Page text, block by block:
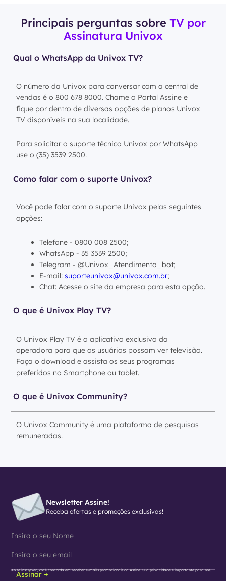
Principais perguntas sobre TV por
Assinatura Univox
Qual o WhatsApp da Univox TV?
O número da Univox para conversar com a central de
vendas é o 800 678 8000. Chame o Portal Assine e
fique por dentro de diversas opções de planos Univox
TV disponíveis na sua localidade.
Para solicitar o suporte técnico Univox por WhatsApp
use o (35) 3539 2500.
Como falar com o suporte Univox?
Você pode falar com o suporte Univox pelas seguintes
opções:
Telefone - 0800 008 2500;
WhatsApp - 35 3539 2500;
Telegram - @Univox_Atendimento_bot;
E-mail:suporteunivox@univox.com.br;
Chat: Acesse o site da empresa para esta opção.
O que é Univox Play TV?
O Univox Play TV é o aplicativo exclusivo da
operadora para que os usuários possam ver televisão.
Faça o download e assista os seus programas
preferidos no Smartphone ou tablet.
O que é Univox Community?
O Univox Community é uma plataforma de pesquisas
remuneradas.
Newsletter Assine!
Receba ofertas e promoções exclusivas!
Assinar
Ao se inscrever, você concorda em receber e-mails promocionais da Assine. Sua privacidade é importante para nós.